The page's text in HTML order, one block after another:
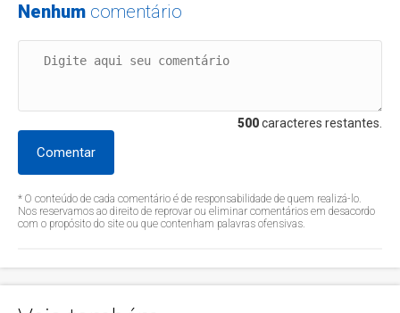
Nenhum comentário
500caracteres restantes.
Comentar
* O conteúdo de cada comentário é de responsabilidade de quem realizá-lo.
Nos reservamos ao direito de reprovar ou eliminar comentários em desacordo
com o propósito do site ou que contenham palavras ofensivas.